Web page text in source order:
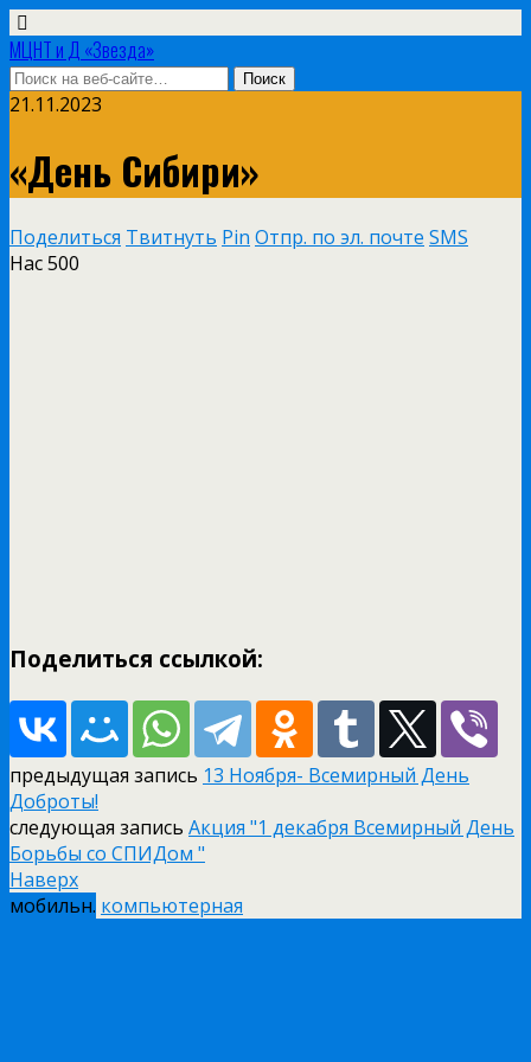
МЦНТ и Д «Звезда»
21.11.2023
«День Сибири»
Поделиться Твитнуть Pin Отпр. по эл. почте SMS
Нас500
Поделиться ссылкой:
предыдущая запись 13 Ноября- Всемирный День
Доброты!
следующая запись Акция "1 декабря Всемирный День
Борьбы со СПИДом "
Наверх
мобильн. компьютерная